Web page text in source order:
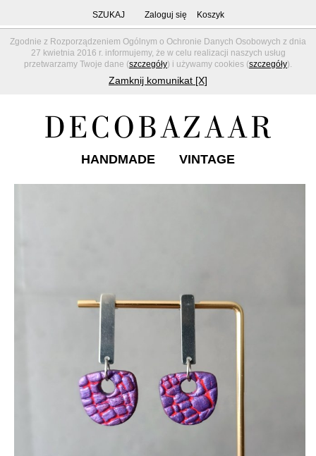
Zgodnie z Rozporządzeniem Ogólnym o Ochronie Danych Osobowych z dnia
27 kwietnia 2016 r. informujemy, że w celu realizacji naszych usług
przetwarzamy Twoje dane (szczegóły) i używamy cookies (szczegóły).
Zamknij komunikat [X]
SZUKAJ Zaloguj się Koszyk
HANDMADE VINTAGE